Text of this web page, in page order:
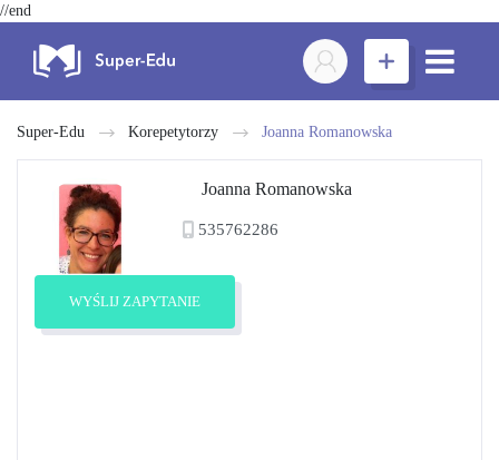
//end
Super-Edu Korepetytorzy Joanna Romanowska
Joanna Romanowska
535762286
WYŚLIJ ZAPYTANIE